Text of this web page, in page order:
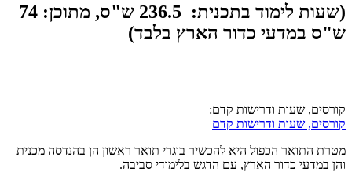
(שעות לימוד בתכנית: 236.5 ש"ס, מתוכן: 74
ש"ס במדעי כדור הארץ בלבד)
קורסים, שעות ודרישות קדם:
קורסים, שעות ודרישות קדם
מטרת התואר הכפול היא להכשיר בוגרי תואר ראשון הן בהנדסה מכנית
והן במדעי כדור הארץ, עם הדגש בלימודי סביבה.